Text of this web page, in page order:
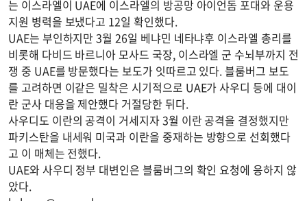
는 이스라엘이 UAE에 이스라엘의 방공망 아이언돔 포대와 운용
지원 병력을 보냈다고 12일 확인했다.
UAE는 부인하지만 3월 26일 베냐민 네타냐후 이스라엘 총리를
비롯해 다비드 바르니아 모사드 국장, 이스라엘 군 수뇌부까지 전
쟁 중 UAE를 방문했다는 보도가 잇따르고 있다. 블룸버그 보도
를 고려하면 이같은 밀착은 시기적으로 UAE가 사우디 등에 대이
란 군사 대응을 제안했다 거절당한 뒤다.
사우디도 이란의 공격이 거세지자 3월 이란 공격을 결정했지만
파키스탄을 내세워 미국과 이란을 중재하는 방향으로 선회했다
고 이 매체는 전했다.
UAE와 사우디 정부 대변인은 블룸버그의 확인 요청에 응하지 않
았다.